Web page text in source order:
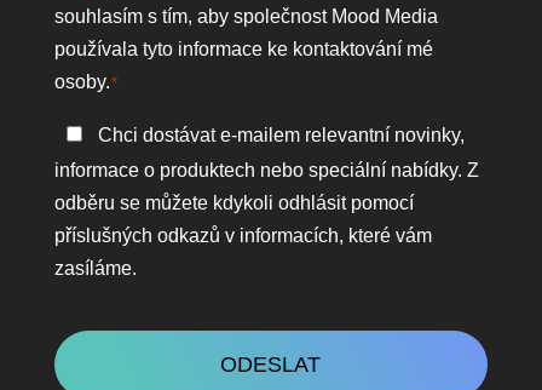
údajů
*
souhlasím s tím, aby společnost Mood Media
používala tyto informace ke kontaktování mé
osoby.*
Zůstaňte
v
kontaktu
Chci dostávat e-mailem relevantní novinky,
informace o produktech nebo speciální nabídky. Z
odběru se můžete kdykoli odhlásit pomocí
příslušných odkazů v informacích, které vám
zasíláme.